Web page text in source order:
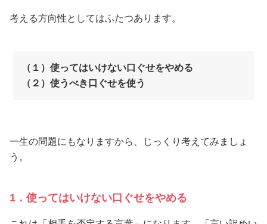
考える方向性としてはふたつあります。
（１）使ってはいけない口ぐせをやめる
（２）使うべき口ぐせを使う
一生の問題にもなりますから、じっくり考えてみましょ
う。
1．使ってはいけない口ぐせをやめる